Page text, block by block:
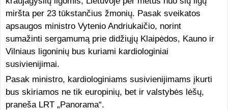
miršta per 23 tūkstančius žmonių. Pasak sveikatos
apsaugos ministro Vytenio Andriukaičio, norint
sumažinti sergamumą prie didžiųjų Klaipėdos, Kauno ir
Vilniaus ligoninių bus kuriami kardiologiniai
susivienijimai.
Pasak ministro, kardiologiniams susivienijimams įkurti
bus skiriamos ne tik europinių, bet ir valstybės lėšų,
praneša LRT „Panorama“.